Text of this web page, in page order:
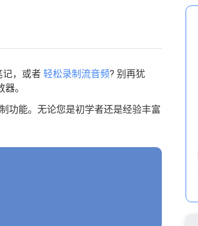
记，或者 轻松录制流音频? 别再犹
。
功能。无论您是初学者还是经验丰富